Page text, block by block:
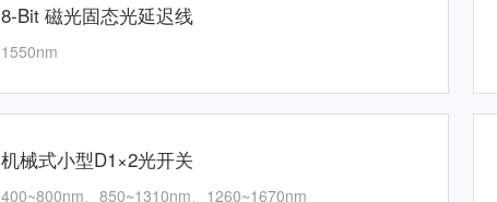
8-Bit 磁光固态光延迟线
1550nm
机械式小型D1×2光开关
400~800nm、850~1310nm、1260~1670nm